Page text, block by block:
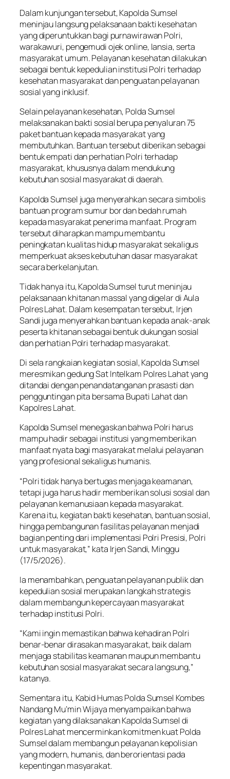
Dalam kunjungan tersebut, Kapolda Sumsel
meninjau langsung pelaksanaan bakti kesehatan
yang diperuntukkan bagi purnawirawan Polri,
warakawuri, pengemudi ojekonline, lansia, serta
masyarakat umum. Pelayanan kesehatan dilakukan
sebagai bentuk kepedulian institusi Polri terhadap
kesehatan masyarakat dan penguatan pelayanan
sosial yang inklusif.
Selain pelayanan kesehatan, Polda Sumsel
melaksanakan bakti sosial berupa penyaluran 75
paket bantuan kepada masyarakat yang
membutuhkan. Bantuan tersebut diberikan sebagai
bentuk empati dan perhatian Polri terhadap
masyarakat, khususnya dalam mendukung
kebutuhan sosial masyarakat di daerah.
Kapolda Sumsel juga menyerahkan secara simbolis
bantuan program sumur bor dan bedah rumah
kepada masyarakat penerima manfaat. Program
tersebut diharapkan mampu membantu
peningkatan kualitas hidup masyarakat sekaligus
memperkuat akses kebutuhan dasar masyarakat
secara berkelanjutan.
Tidak hanya itu, Kapolda Sumsel turut meninjau
pelaksanaan khitanan massal yang digelar di Aula
Polres Lahat. Dalam kesempatan tersebut, Irjen
Sandi juga menyerahkan bantuan kepada anak-anak
peserta khitanan sebagai bentuk dukungan sosial
dan perhatian Polri terhadap masyarakat.
Di sela rangkaian kegiatan sosial, Kapolda Sumsel
meresmikan gedung Sat Intelkam Polres Lahat yang
ditandai dengan penandatanganan prasasti dan
pengguntingan pita bersama Bupati Lahat dan
Kapolres Lahat.
Kapolda Sumsel menegaskan bahwa Polri harus
mampu hadir sebagai institusi yang memberikan
manfaat nyata bagi masyarakat melalui pelayanan
yang profesional sekaligus humanis.
“Polri tidak hanya bertugas menjaga keamanan,
tetapi juga harus hadir memberikan solusi sosial dan
pelayanan kemanusiaan kepada masyarakat.
Karena itu, kegiatan bakti kesehatan, bantuan sosial,
hingga pembangunan fasilitas pelayanan menjadi
bagian penting dari implementasi Polri Presisi, Polri
untuk masyarakat,” kata Irjen Sandi, Minggu
(17/5/2026).
Ia menambahkan, penguatan pelayanan publik dan
kepedulian sosial merupakan langkah strategis
dalam membangun kepercayaan masyarakat
terhadap institusi Polri.
“Kami ingin memastikan bahwa kehadiran Polri
benar-benar dirasakan masyarakat, baik dalam
menjaga stabilitas keamanan maupun membantu
kebutuhan sosial masyarakat secara langsung,”
katanya.
Sementara itu, Kabid Humas Polda Sumsel Kombes
Nandang Mu’min Wijaya menyampaikan bahwa
kegiatan yang dilaksanakan Kapolda Sumsel di
Polres Lahat mencerminkan komitmen kuat Polda
Sumsel dalam membangun pelayanan kepolisian
yang modern, humanis, dan berorientasi pada
kepentingan masyarakat.